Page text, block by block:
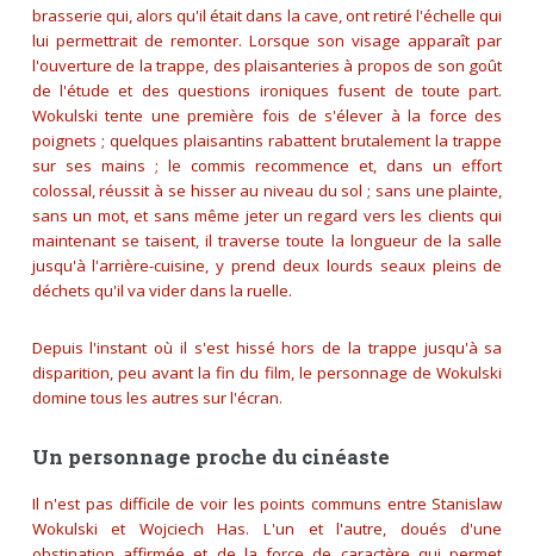
brasserie qui, alors qu'il était dans la cave, ont retiré l'échelle qui
lui permettrait de remonter. Lorsque son visage apparaît par
l'ouverture de la trappe, des plaisanteries à propos de son goût
de l'étude et des questions ironiques fusent de toute part.
Wokulski tente une première fois de s'élever à la force des
poignets ; quelques plaisantins rabattent brutalement la trappe
sur ses mains ; le commis recommence et, dans un effort
colossal, réussit à se hisser au niveau du sol ; sans une plainte,
sans un mot, et sans même jeter un regard vers les clients qui
maintenant se taisent, il traverse toute la longueur de la salle
jusqu'à l'arrière-cuisine, y prend deux lourds seaux pleins de
déchets qu'il va vider dans la ruelle.
Depuis l'instant où il s'est hissé hors de la trappe jusqu'à sa
disparition, peu avant la fin du film, le personnage de Wokulski
domine tous les autres sur l'écran.
Un personnage proche du cinéaste
Il n'est pas difficile de voir les points communs entre Stanislaw
Wokulski et Wojciech Has. L'un et l'autre, doués d'une